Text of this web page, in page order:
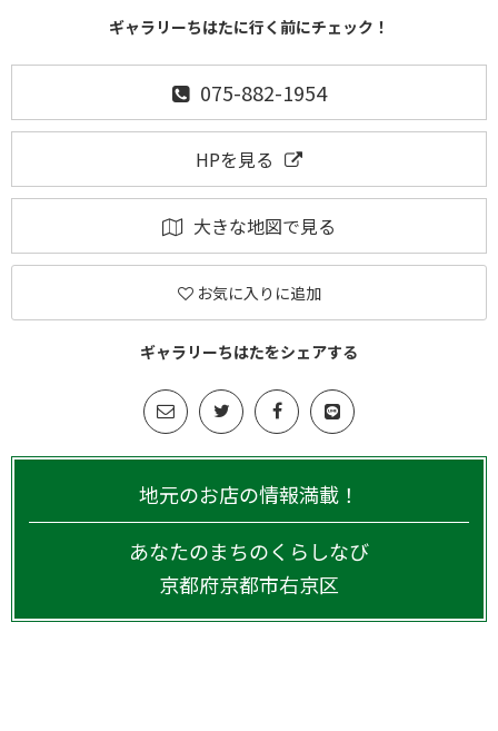
ギャラリーちはたに行く前にチェック！
075-882-1954
HPを見る
大きな地図で見る
お気に入りに追加
ギャラリーちはたをシェアする
地元のお店の情報満載！
あなたのまちのくらしなび
京都府京都市右京区